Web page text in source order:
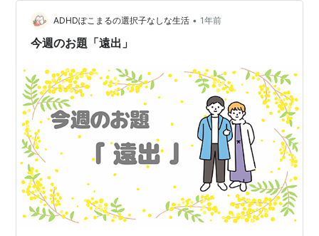
ADHDぽこまるの選択子なしな生活 • 1年前
今週のお題「遠出」